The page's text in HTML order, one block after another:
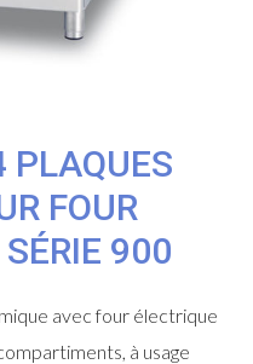
PLAQUES
FOUR
900
avec four électrique
à usage